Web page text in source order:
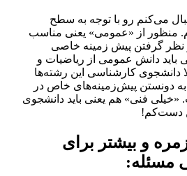
می‌کنم رو با توجه به سطح
منظور از «عمومی» یعنی مناسب
نظر گرفتن پیش زمینه خاصی
باید دانش عمومی از ریاضیات و
دانشجوی کارشناسی این رشته‌ها
به دونستن پیش‌زمینه‌های خاص در
فنی» هم یعنی باید دانشجوی
دست‌کم!
و بیشتر برای
مسئله: